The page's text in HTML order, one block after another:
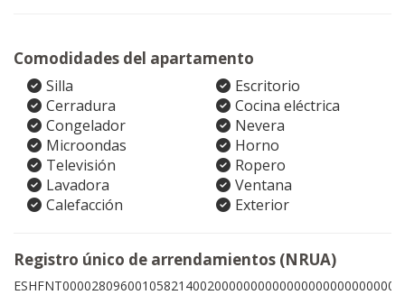
Comodidades del apartamento
Silla
Escritorio
Cerradura
Cocina eléctrica
Congelador
Nevera
Microondas
Horno
Televisión
Ropero
Lavadora
Ventana
Calefacción
Exterior
Registro único de arrendamientos (NRUA)
ESHFNT00002809600105821400200000000000000000000000002